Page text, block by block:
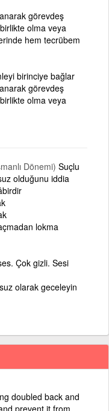
görevdeş
olma veya
hem tecrübem
birinciye bağlar
görevdeş
olma veya
Dönemi) Suçlu
olduğunu iddia
lokma
Çok gizli. Sesi
olarak geceleyin
doubled back and
prevent it from